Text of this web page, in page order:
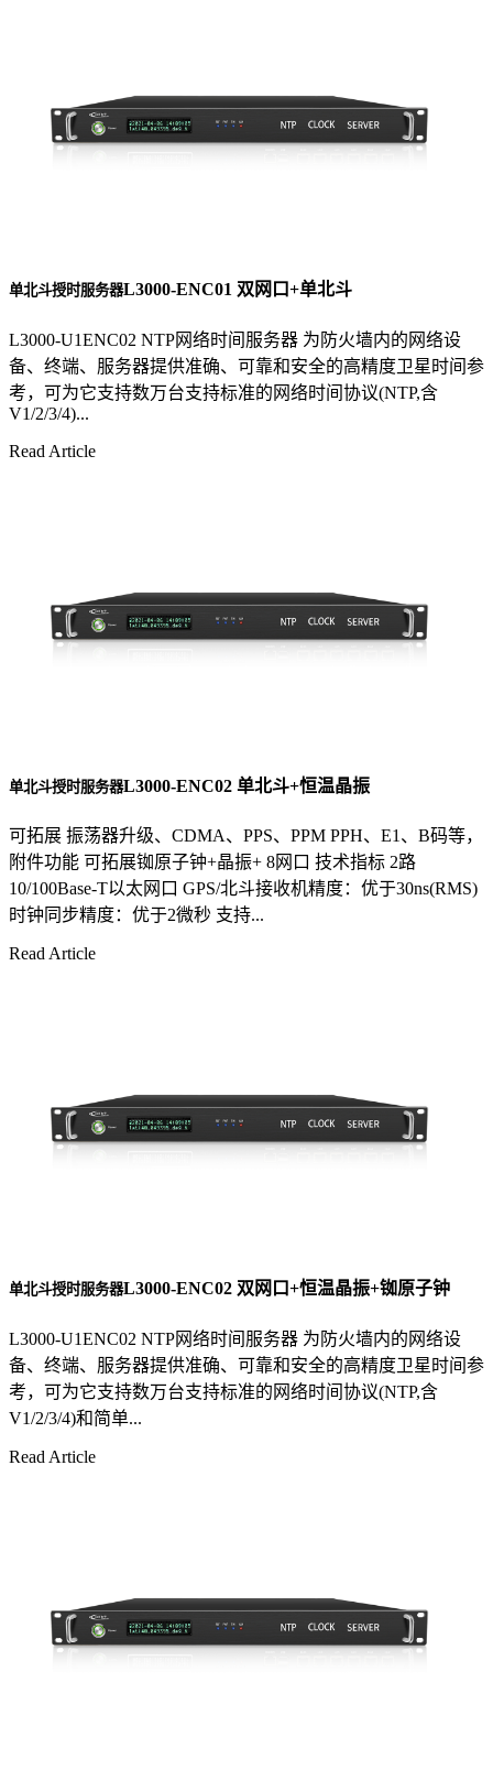
单北斗授时服务器L3000-ENC01 双网口+单北斗
L3000-U1ENC02 NTP网络时间服务器 为防火墙内的网络设
备、终端、服务器提供准确、可靠和安全的高精度卫星时间参
考，可为它支持数万台支持标准的网络时间协议(NTP,含
V1/2/3/4)...
Read Article
单北斗授时服务器L3000-ENC02 单北斗+恒温晶振
可拓展 振荡器升级、CDMA、PPS、PPM PPH、E1、B码等，
附件功能 可拓展铷原子钟+晶振+ 8网口 技术指标 2路
10/100Base-T以太网口 GPS/北斗接收机精度：优于30ns(RMS)
时钟同步精度：优于2微秒 支持...
Read Article
单北斗授时服务器L3000-ENC02 双网口+恒温晶振+铷原子钟
L3000-U1ENC02 NTP网络时间服务器 为防火墙内的网络设
备、终端、服务器提供准确、可靠和安全的高精度卫星时间参
考，可为它支持数万台支持标准的网络时间协议(NTP,含
V1/2/3/4)和简单...
Read Article